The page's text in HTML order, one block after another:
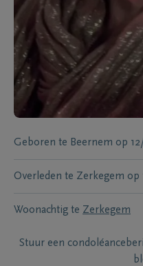
Geboren te Beernem op
Overleden te Zerkegem op
Woonachtig te Zerkegem
Stuur een